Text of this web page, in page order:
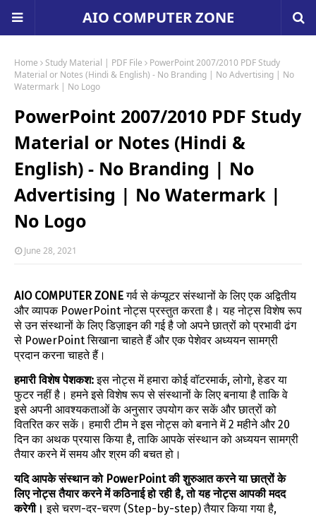
AIO COMPUTER ZONE
Home Study Material | PDF File
PowerPoint 2007/2010 PDF Study
Material or Notes (Hindi & English) - No Branding | No Advertising | No
Watermark | No Logo
PowerPoint 2007/2010 PDF Study
Material or Notes (Hindi &
English) - No Branding | No
Advertising | No Watermark |
No Logo
June 28, 2021
AIO COMPUTER ZONEगर्व से कंप्यूटर संस्थानों के लिए एक अद्वितीय
और व्यापक PowerPoint नोट्स प्रस्तुत करता है। यह नोट्स विशेष रूप
से उन संस्थानों के लिए डिज़ाइन की गई है जो अपने छात्रों को प्रभावी ढंग
से PowerPoint सिखाना चाहते हैं और एक पेशेवर अध्ययन सामग्री
प्रदान करना चाहते हैं।
हमारी विशेष पेशकश:इस नोट्स में हमारा कोई वॉटरमार्क, लोगो, हेडर या
फुटर नहीं है। हमने इसे विशेष रूप से संस्थानों के लिए बनाया है ताकि वे
इसे अपनी आवश्यकताओं के अनुसार उपयोग कर सकें और छात्रों को
वितरित कर सकें। हमारी टीम ने इस नोट्स को बनाने में 2 महीने और 20
दिन का अथक प्रयास किया है, ताकि आपके संस्थान को अध्ययन सामग्री
तैयार करने में समय और श्रम की बचत हो।
यदि आपके संस्थान को PowerPoint की शुरुआत करने या छात्रों के
लिए नोट्स तैयार करने में कठिनाई हो रही है, तो यह नोट्स आपकी मदद
करेगी। इसे चरण-दर-चरण (Step-by-step) तैयार किया गया है,